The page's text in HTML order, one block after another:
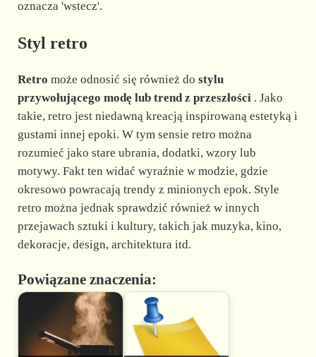
oznacza 'wstecz'.
Styl retro
Retro może odnosić się również do stylu
przywołującego modę lub trend z przeszłości . Jako
takie, retro jest niedawną kreacją inspirowaną estetyką i
gustami innej epoki. W tym sensie retro można
rozumieć jako stare ubrania, dodatki, wzory lub
motywy. Fakt ten widać wyraźnie w modzie, gdzie
okresowo powracają trendy z minionych epok. Style
retro można jednak sprawdzić również w innych
przejawach sztuki i kultury, takich jak muzyka, kino,
dekoracje, design, architektura itd.
Powiązane znaczenia: